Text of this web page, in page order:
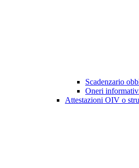
Scadenzario
Oneri
Attestazioni OIV o